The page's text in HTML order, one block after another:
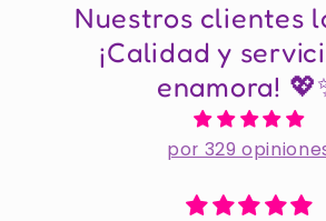
Nuestros clientes
¡Calidad y
enamora!
por 329